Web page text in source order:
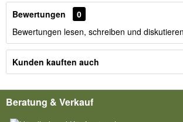
Bewertungen
0
Bewertungen lesen, schreiben und
Kunden kauften auch
Beratung & Verkauf